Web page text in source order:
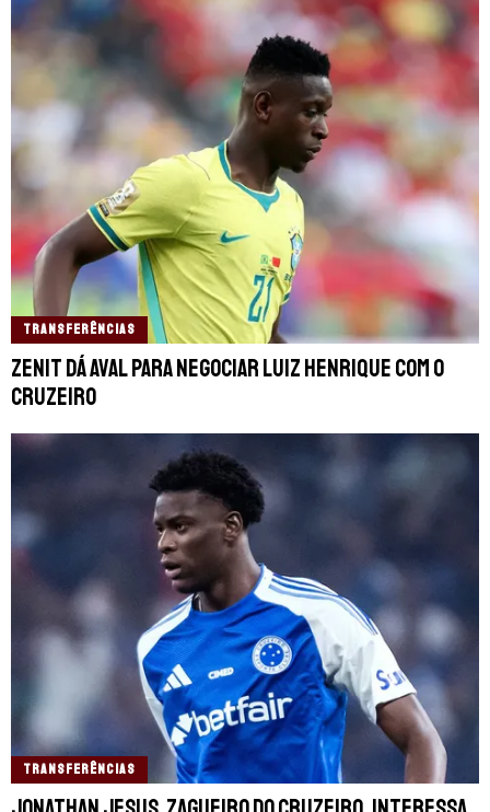
TRANSFERÊNCIAS
Zenit dá aval para negociar Luiz Henrique com o
Cruzeiro
TRANSFERÊNCIAS